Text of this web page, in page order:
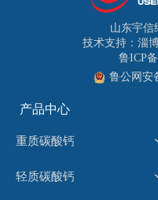
山东宇信
技术支持：淄
鲁ICP
鲁公网安
产品中心
重质碳酸钙
轻质碳酸钙